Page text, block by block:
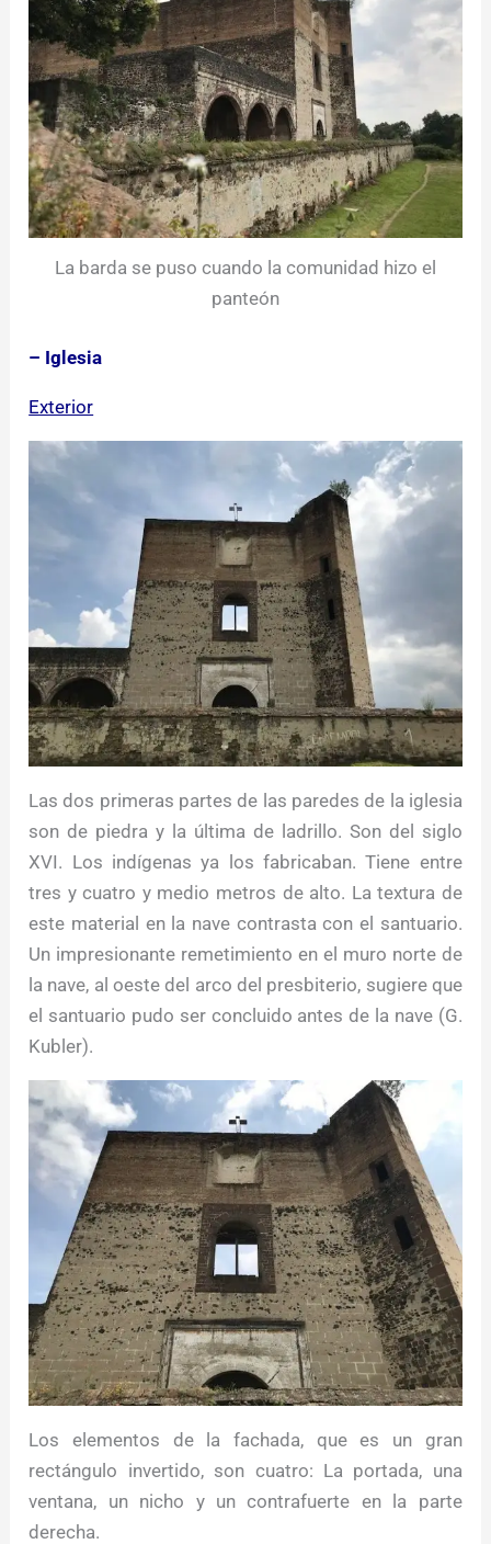
La barda se puso cuando la comunidad hizo el
panteón
– Iglesia
Exterior
Las dos primeras partes de las paredes de la iglesia
son de piedra y la última de ladrillo. Son del siglo
XVI. Los indígenas ya los fabricaban. Tiene entre
tres y cuatro y medio metros de alto. La textura de
este material en la nave contrasta con el santuario.
Un impresionante remetimiento en el muro norte de
la nave, al oeste del arco del presbiterio, sugiere que
el santuario pudo ser concluido antes de la nave (G.
Kubler).
Los elementos de la fachada, que es un gran
rectángulo invertido, son cuatro: La portada, una
ventana, un nicho y un contrafuerte en la parte
derecha.